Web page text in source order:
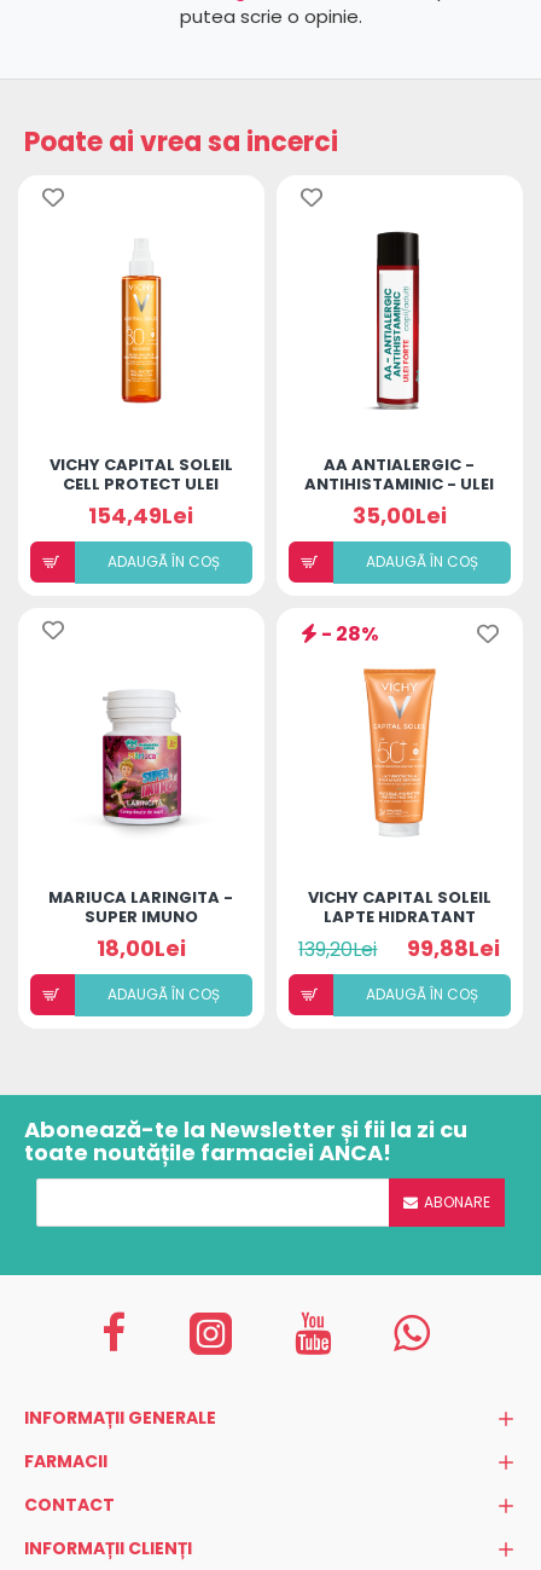
putea scrie o opinie.
Poate ai vrea sa incerci
VICHY CAPITAL SOLEIL
CELL PROTECT ULEI
SPF30 200ML
154,49Lei
ADAUGÃ ÎN COȘ
AA ANTIALERGIC -
ANTIHISTAMINIC - ULEI
FORTE COPII ȘI ADULȚI
35,00Lei
ADAUGÃ ÎN COȘ
MARIUCA LARINGITA -
SUPER IMUNO
(COMPRIMATE DE
SUPT)
18,00Lei
ADAUGÃ ÎN COȘ
- 28%
VICHY CAPITAL SOLEIL
LAPTE HIDRATANT
SPF50+ 300ML
139,20Lei 99,88Lei
ADAUGÃ ÎN COȘ
Abonează-te la Newsletter și fii la zi cu
toate noutățile farmaciei ANCA!
ABONARE
INFORMAȚII GENERALE
FARMACII
CONTACT
INFORMAȚII CLIENȚI